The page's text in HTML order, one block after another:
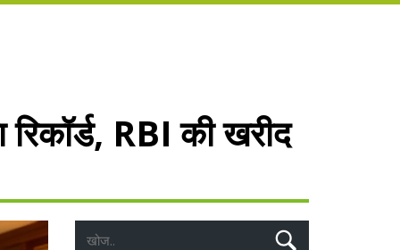
RBI की खरीद